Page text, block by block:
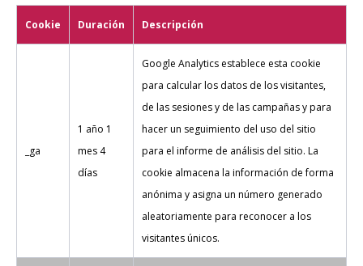
Cookie Duración Descripción
_ga
1 año 1
mes 4
días
Google Analytics establece esta cookie
para calcular los datos de los visitantes,
de las sesiones y de las campañas y para
hacer un seguimiento del uso del sitio
para el informe de análisis del sitio. La
cookie almacena la información de forma
anónima y asigna un número generado
aleatoriamente para reconocer a los
visitantes únicos.